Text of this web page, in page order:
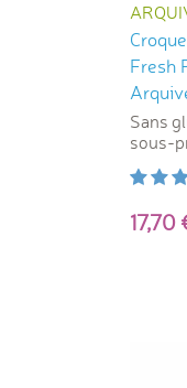
Fresh
Sans
sous-